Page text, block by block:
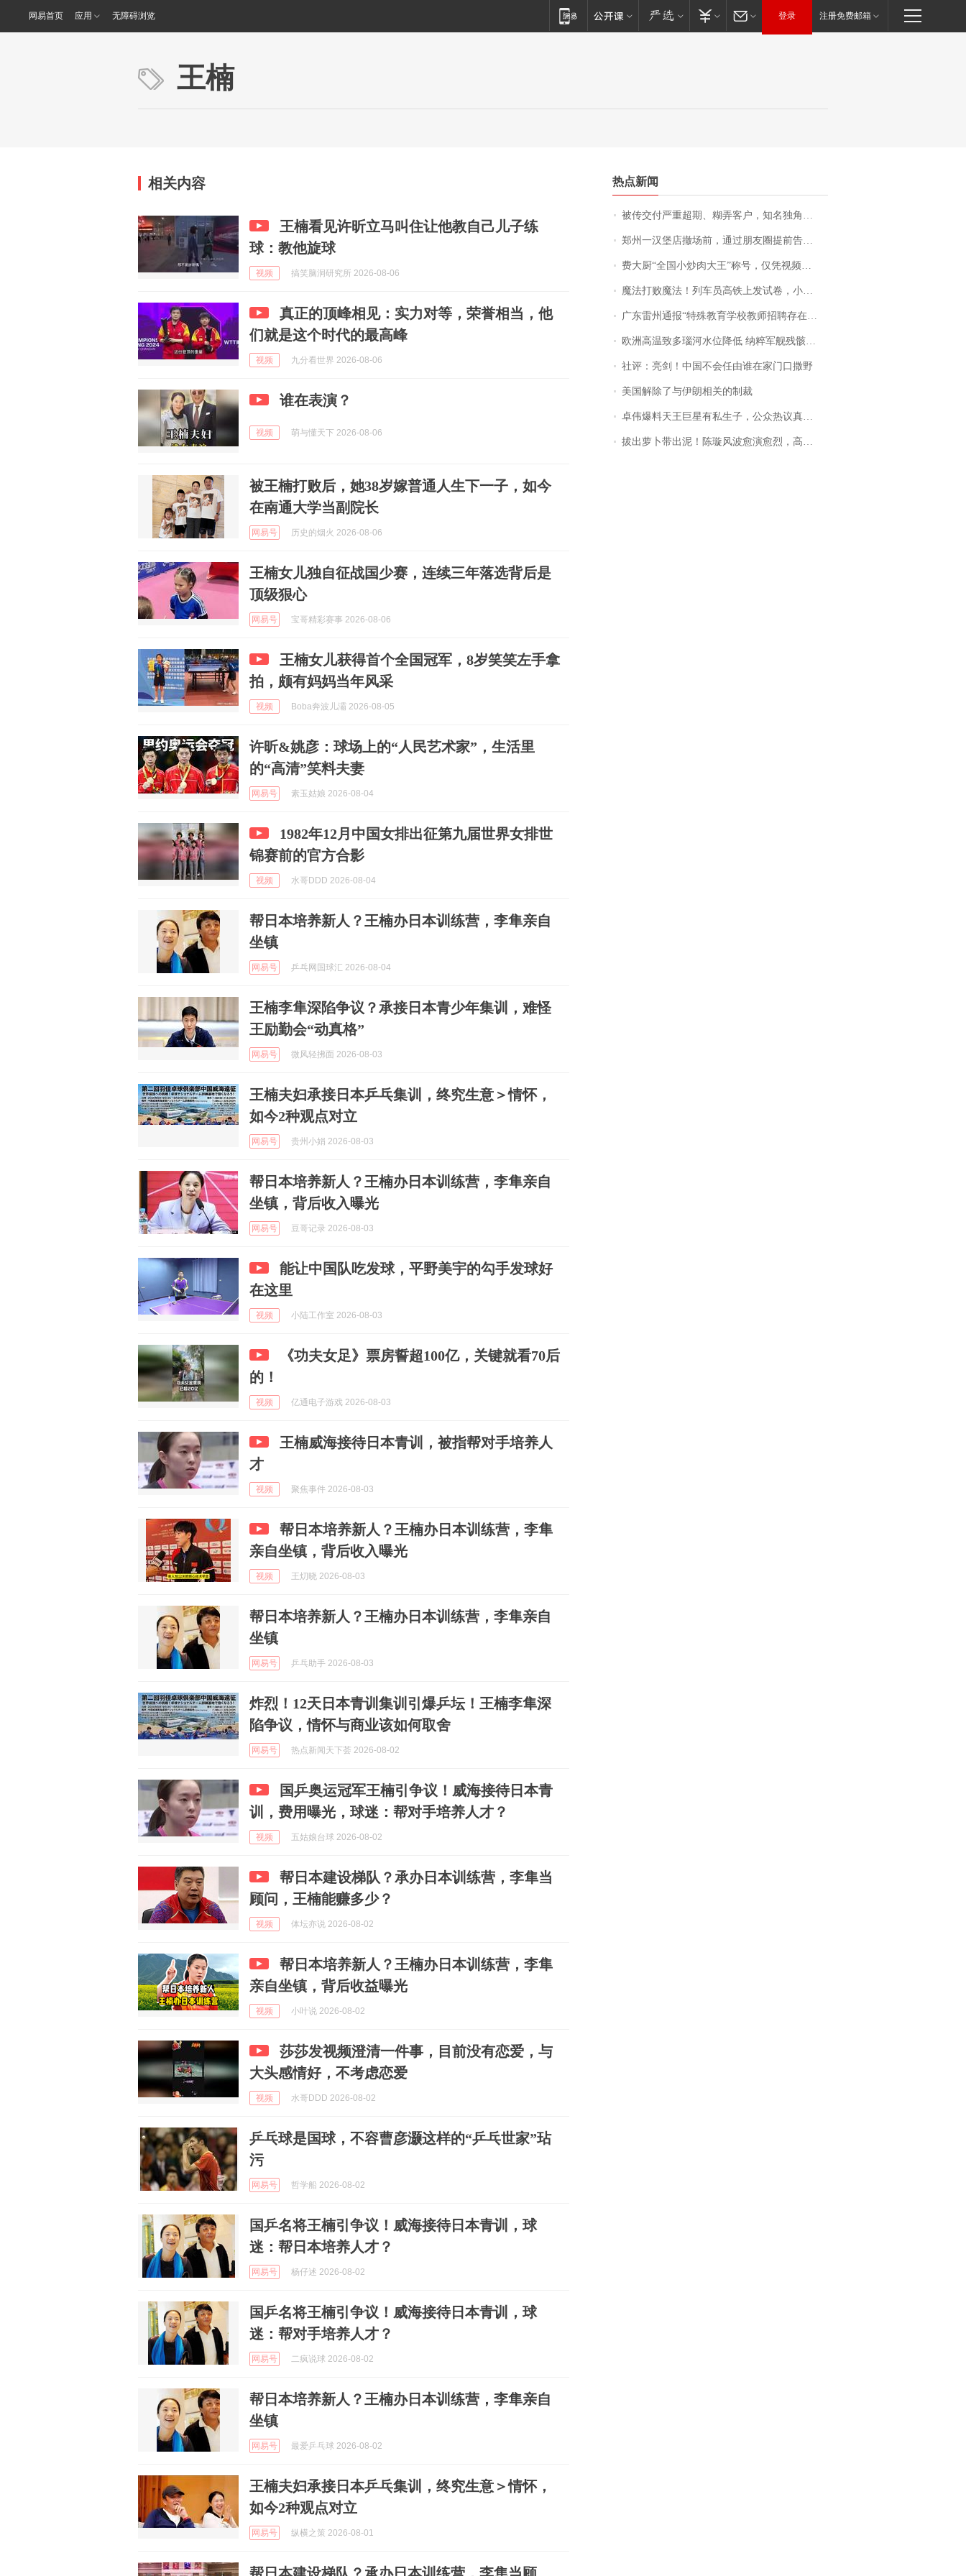
网易首页 应用 无障碍浏览 登录 注册免费邮箱
王楠
相关内容
王楠看见许昕立马叫住让他教自己儿子练
球：教他旋球
视频 搞笑脑洞研究所 2026-08-06
真正的顶峰相见：实力对等，荣誉相当，他
们就是这个时代的最高峰
视频 九分看世界 2026-08-06
谁在表演？
视频 萌与懂天下 2026-08-06
被王楠打败后，她38岁嫁普通人生下一子，如今
在南通大学当副院长
网易号 历史的烟火 2026-08-06
王楠女儿独自征战国少赛，连续三年落选背后是
顶级狠心
网易号 宝哥精彩赛事 2026-08-06
王楠女儿获得首个全国冠军，8岁笑笑左手拿
拍，颇有妈妈当年风采
视频 Boba奔波儿灞 2026-08-05
许昕&姚彦：球场上的“人民艺术家”，生活里
的“高清”笑料夫妻
网易号 素玉姑娘 2026-08-04
1982年12月中国女排出征第九届世界女排世
锦赛前的官方合影
视频 水哥DDD 2026-08-04
帮日本培养新人？王楠办日本训练营，李隼亲自
坐镇
网易号 乒乓网国球汇 2026-08-04
王楠李隼深陷争议？承接日本青少年集训，难怪
王励勤会“动真格”
网易号 微风轻拂面 2026-08-03
王楠夫妇承接日本乒乓集训，终究生意＞情怀，
如今2种观点对立
网易号 贵州小娟 2026-08-03
帮日本培养新人？王楠办日本训练营，李隼亲自
坐镇，背后收入曝光
网易号 豆哥记录 2026-08-03
能让中国队吃发球，平野美宇的勾手发球好
在这里
视频 小陆工作室 2026-08-03
《功夫女足》票房誓超100亿，关键就看70后
的！
视频 亿通电子游戏 2026-08-03
王楠威海接待日本青训，被指帮对手培养人
才
视频 聚焦事件 2026-08-03
帮日本培养新人？王楠办日本训练营，李隼
亲自坐镇，背后收入曝光
视频 王灱晓 2026-08-03
帮日本培养新人？王楠办日本训练营，李隼亲自
坐镇
网易号 乒乓助手 2026-08-03
炸烈！12天日本青训集训引爆乒坛！王楠李隼深
陷争议，情怀与商业该如何取舍
网易号 热点新闻天下荟 2026-08-02
国乒奥运冠军王楠引争议！威海接待日本青
训，费用曝光，球迷：帮对手培养人才？
视频 五姑娘台球 2026-08-02
帮日本建设梯队？承办日本训练营，李隼当
顾问，王楠能赚多少？
视频 体坛亦说 2026-08-02
帮日本培养新人？王楠办日本训练营，李隼
亲自坐镇，背后收益曝光
视频 小叶说 2026-08-02
莎莎发视频澄清一件事，目前没有恋爱，与
大头感情好，不考虑恋爱
视频 水哥DDD 2026-08-02
乒乓球是国球，不容曹彦灏这样的“乒乓世家”玷
污
网易号 哲学船 2026-08-02
国乒名将王楠引争议！威海接待日本青训，球
迷：帮日本培养人才？
网易号 杨仔述 2026-08-02
国乒名将王楠引争议！威海接待日本青训，球
迷：帮对手培养人才？
网易号 二疯说球 2026-08-02
帮日本培养新人？王楠办日本训练营，李隼亲自
坐镇
网易号 最爱乒乓球 2026-08-02
王楠夫妇承接日本乒乓集训，终究生意＞情怀，
如今2种观点对立
网易号 纵横之策 2026-08-01
热点新闻
被传交付严重超期、糊弄客户，知名独角兽车企创始人回应：都没证据，将依法采取措施，“本人长期与美国交管局保持沟通，对方表示肯定”
郑州一汉堡店撤场前，通过朋友圈提前告知逐一退费，有顾客仅剩1元也全被退回，分文不少；顾客：言而有信，让人感动
费大厨“全国小炒肉大王”称号，仅凭视频评出？中国烹饪协会回应
魔法打败魔法！列车员高铁上发试卷，小朋友一秒静音，12306回应：列车员个人行为，不是铁路规定
广东雷州通报“特殊教育学校教师招聘存在违规行为”：已启动问责程序 副校长被停职
欧洲高温致多瑙河水位降低 纳粹军舰残骸重见天日
社评：亮剑！中国不会任由谁在家门口撒野
美国解除了与伊朗相关的制裁
卓伟爆料天王巨星有私生子，公众热议真假难辨，实锤何时到来？
拔出萝卜带出泥！陈璇风波愈演愈烈，高晓松、张铁林也被“揪出”